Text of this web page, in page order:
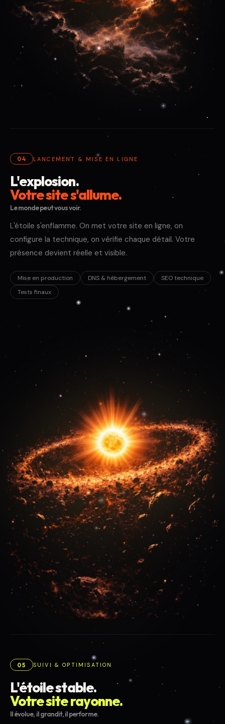
04 LANCEMENT & MISE EN LIGNE
L'explosion.
Votre site s'allume.
Le monde peut vous voir.
L'étoile s'enflamme. On met votre site en ligne, on
configure la technique, on vérifie chaque détail. Votre
présence devient réelle et visible.
Mise en production DNS & hébergement
SEO technique
Tests finaux
05 SUIVI & OPTIMISATION
L'étoile stable.
Votre site rayonne.
Il évolue, il grandit, il performe.